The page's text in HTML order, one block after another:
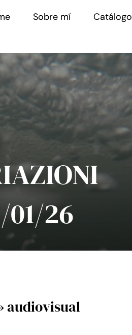
Sobre mí Catálogo
01/26
audiovisual